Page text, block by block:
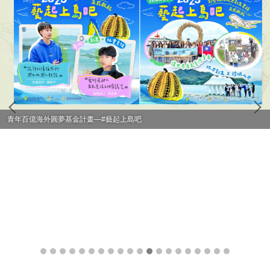
青年百億海外圓夢基金計畫—#藝起上島吧